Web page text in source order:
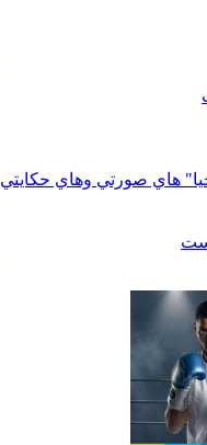
هاي صورتي وهاي حكايتي